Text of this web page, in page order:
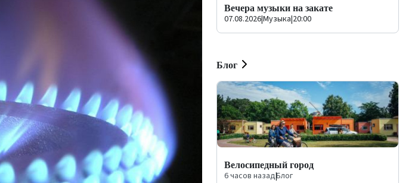
Вечера музыки на закате
07.08.2026|Музыка|20:00
Блог
Велосипедный город
6 часов назад|Блог